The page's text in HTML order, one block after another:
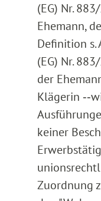
(EG) Nr.
Ehemann,
Definition s.
(EG) Nr.
der
Klägerin
keiner
Zuordnung